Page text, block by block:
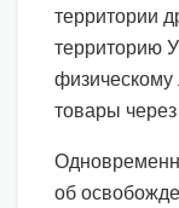
территории
территорию
физическому
товары
об